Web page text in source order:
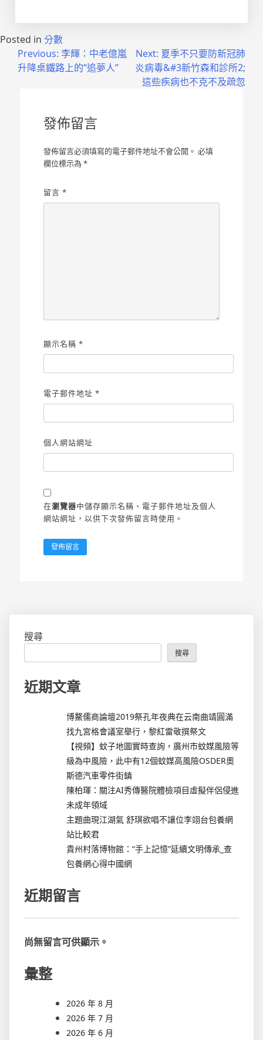
Posted in 分數
Previous: 李輝：中老億嵐
升降桌鐵路上的“追夢人”
Next: 夏季不只要防新冠肺
炎病毒&#3新竹森和診所2;
這些疾病也不克不及疏忽
發佈留言
發佈留言必須填寫的電子郵件地址不會公開。 必填
欄位標示為*
留言*
顯示名稱*
電子郵件地址*
個人網站網址
在瀏覽器中儲存顯示名稱、電子郵件地址及個人
網站網址，以供下次發佈留言時使用。
搜尋
搜尋
近期文章
博鰲儒商論壇2019祭孔年夜典在云南曲靖圓滿
找九宮格會議室舉行，黎紅雷敬撰祭文
【視頻】蚊子地圖實時查詢，廣州市蚊媒風險等
級為中風險，此中有12個蚊媒高風險OSDER奧
斯德汽車零件街鎮
陳柏琿：關注AI秀傳醫院體檢項目虛擬伴侶侵進
未成年領域
主題曲現江湖氣 舒琪欲唱不讓位李翊台包養網
站比較君
貴州村落博物館：“手上記憶”延續文明傳承_查
包養網心得中國網
近期留言
尚無留言可供顯示。
彙整
2026 年 8 月
2026 年 7 月
2026 年 6 月